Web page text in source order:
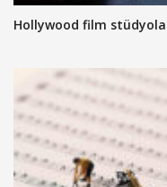
Hollywood film